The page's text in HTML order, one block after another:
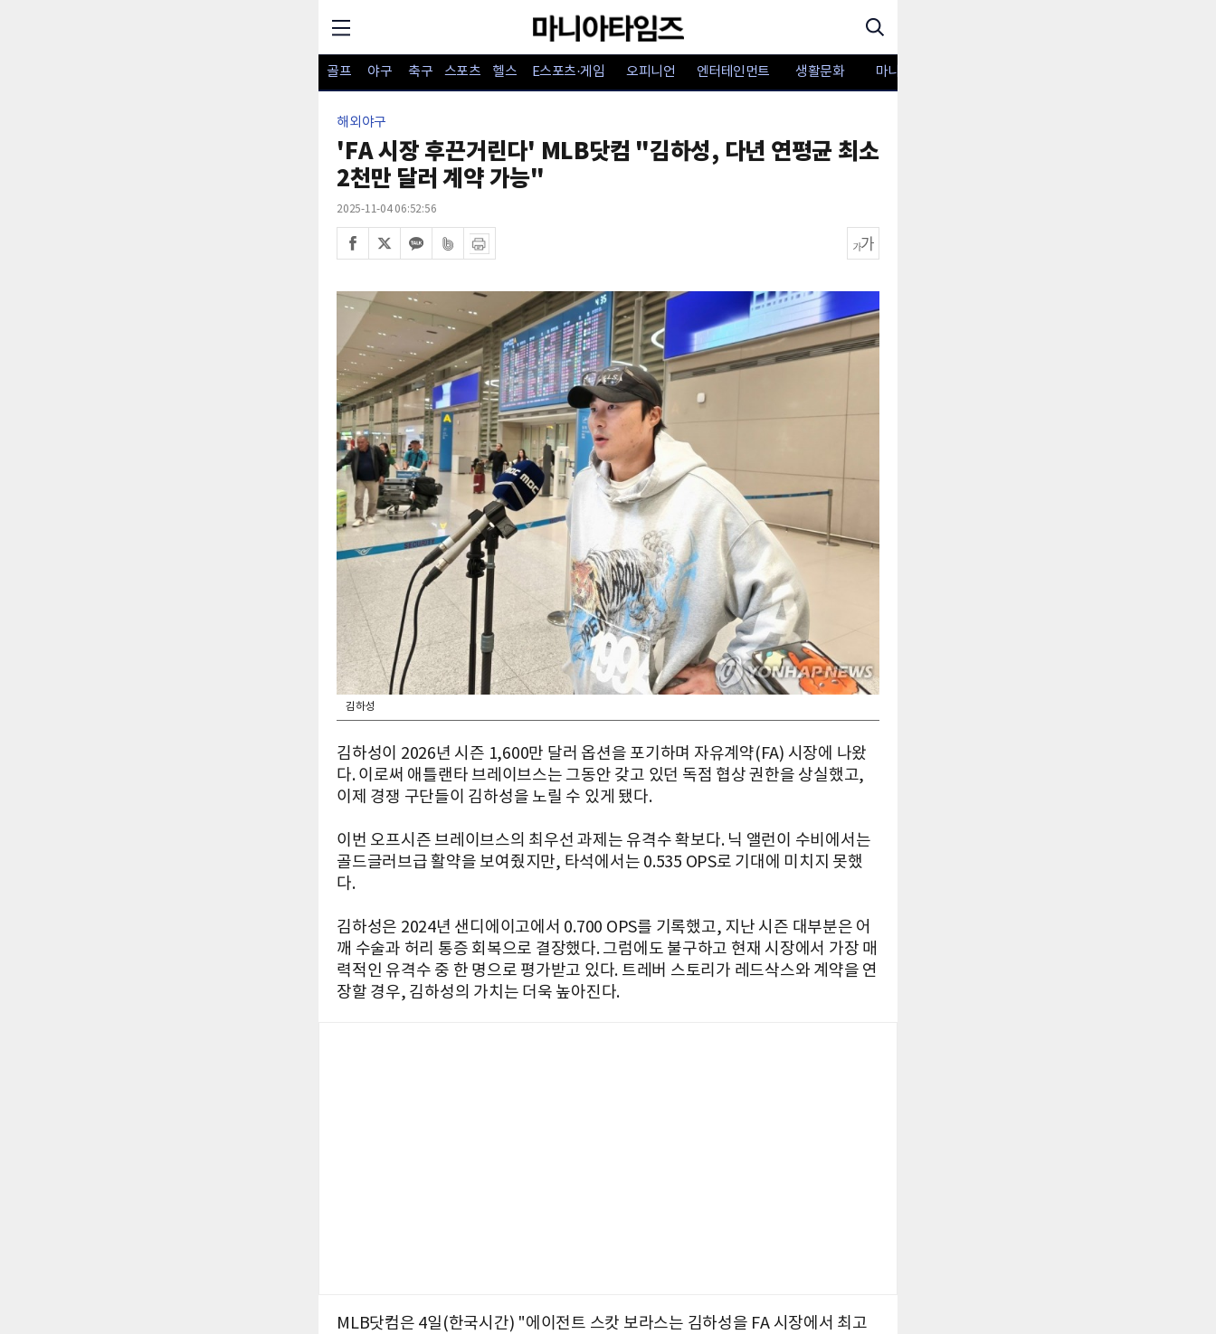
골프 야구 축구 스포츠 헬스 E스포츠·게임 오피니언 엔터테인먼트 생활문화 마니아TV
해외야구
'FA 시장 후끈거린다' MLB닷컴 "김하성, 다년 연평균 최소
2천만 달러 계약 가능"
2025-11-04 06:52:56
김하성
김하성이 2026년 시즌 1,600만 달러 옵션을 포기하며 자유계약(FA) 시장에 나왔
다. 이로써 애틀랜타 브레이브스는 그동안 갖고 있던 독점 협상 권한을 상실했고,
이제 경쟁 구단들이 김하성을 노릴 수 있게 됐다.
이번 오프시즌 브레이브스의 최우선 과제는 유격수 확보다. 닉 앨런이 수비에서는
골드글러브급 활약을 보여줬지만, 타석에서는 0.535 OPS로 기대에 미치지 못했
다.
김하성은 2024년 샌디에이고에서 0.700 OPS를 기록했고, 지난 시즌 대부분은 어
깨 수술과 허리 통증 회복으로 결장했다. 그럼에도 불구하고 현재 시장에서 가장 매
력적인 유격수 중 한 명으로 평가받고 있다. 트레버 스토리가 레드삭스와 계약을 연
장할 경우, 김하성의 가치는 더욱 높아진다.
MLB닷컴은 4일(한국시간) "에이전트 스캇 보라스는 김하성을 FA 시장에서 최고